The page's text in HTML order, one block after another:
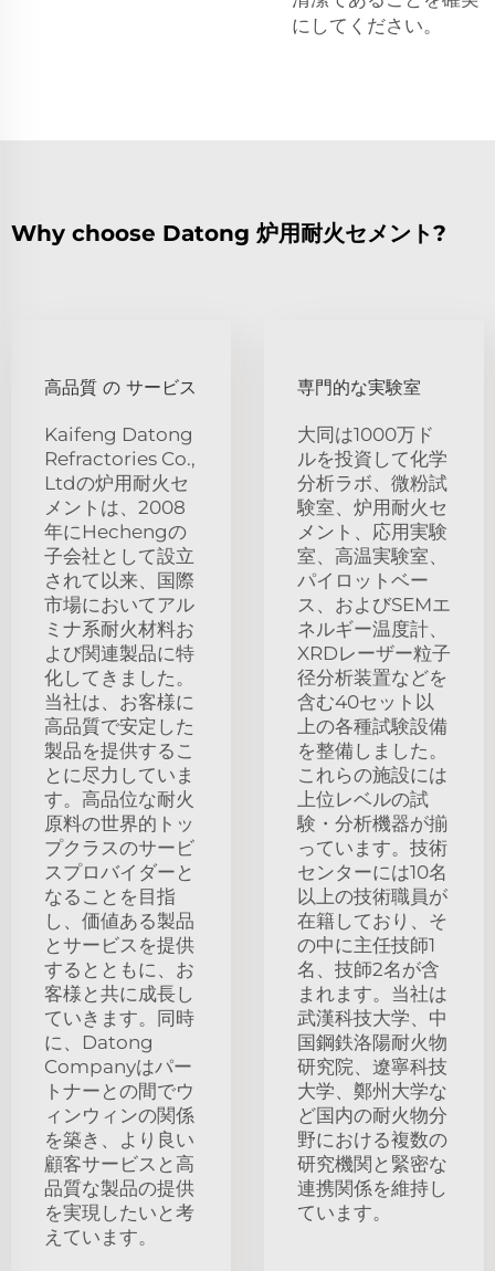
にしてください。
Why choose Datong 炉用耐火セメント?
高品質 の サービス
Kaifeng Datong
Refractories Co.,
Ltdの炉用耐火セ
メントは、2008
年にHechengの
子会社として設立
されて以来、国際
市場においてアル
ミナ系耐火材料お
よび関連製品に特
化してきました。
当社は、お客様に
高品質で安定した
製品を提供するこ
とに尽力していま
す。高品位な耐火
原料の世界的トッ
プクラスのサービ
スプロバイダーと
なることを目指
し、価値ある製品
とサービスを提供
するとともに、お
客様と共に成長し
ていきます。同時
に、Datong
Companyはパー
トナーとの間でウ
ィンウィンの関係
を築き、より良い
顧客サービスと高
品質な製品の提供
を実現したいと考
えています。
専門的な実験室
大同は1000万ド
ルを投資して化学
分析ラボ、微粉試
験室、炉用耐火セ
メント、応用実験
室、高温実験室、
パイロットベー
ス、およびSEMエ
ネルギー温度計、
XRDレーザー粒子
径分析装置などを
含む40セット以
上の各種試験設備
を整備しました。
これらの施設には
上位レベルの試
験・分析機器が揃
っています。技術
センターには10名
以上の技術職員が
在籍しており、そ
の中に主任技師1
名、技師2名が含
まれます。当社は
武漢科技大学、中
国鋼鉄洛陽耐火物
研究院、遼寧科技
大学、鄭州大学な
ど国内の耐火物分
野における複数の
研究機関と緊密な
連携関係を維持し
ています。